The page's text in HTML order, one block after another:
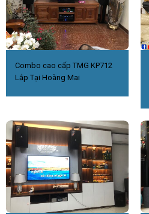
Combo cao cấp TMG KP712
Lắp Tại Hoàng Mai